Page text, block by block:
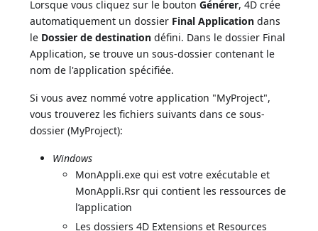
Lorsque vous cliquez sur le boutonGénérer, 4D crée
automatiquement un dossier Final Application dans
le Dossier de destination défini. Dans le dossier Final
Application, se trouve un sous-dossier contenant le
nom de l'application spécifiée.
Si vous avez nommé votre application "MyProject",
vous trouverez les fichiers suivants dans ce sous-
dossier (MyProject):
Windows
MonAppli.exe qui est votre exécutable et
MonAppli.Rsr qui contient les ressources de
l’application
Les dossiers 4D Extensions et Resources